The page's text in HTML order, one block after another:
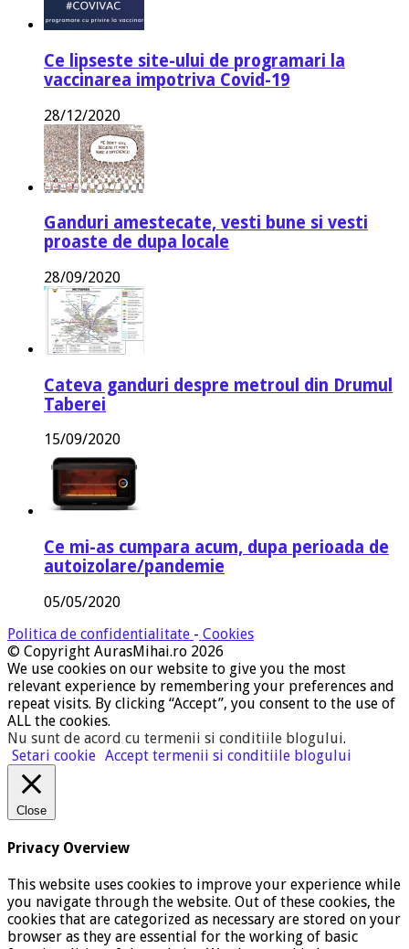
Ce lipseste site-ului de programari la
vaccinarea impotriva Covid-19
28/12/2020
Ganduri amestecate, vesti bune si vesti
proaste de dupa locale
28/09/2020
Cateva ganduri despre metroul din Drumul
Taberei
15/09/2020
Ce mi-as cumpara acum, dupa perioada de
autoizolare/pandemie
05/05/2020
Politica de confidentialitate - Cookies
© Copyright AurasMihai.ro 2026
We use cookies on our website to give you the most
relevant experience by remembering your preferences and
repeat visits. By clicking “Accept”, you consent to the use of
ALL the cookies.
Nu sunt de acord cu termenii si conditiile blogului.
Setari cookie Accept termenii si conditiile blogului
Close
Privacy Overview
This website uses cookies to improve your experience while
you navigate through the website. Out of these cookies, the
cookies that are categorized as necessary are stored on your
browser as they are essential for the working of basic